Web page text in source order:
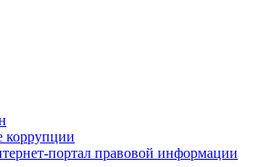
коррупции
портал правовой информации